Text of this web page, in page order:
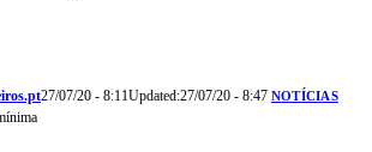
27/07/20 - 8:11Updated:27/07/20 - 8:47 NOTÍCIAS